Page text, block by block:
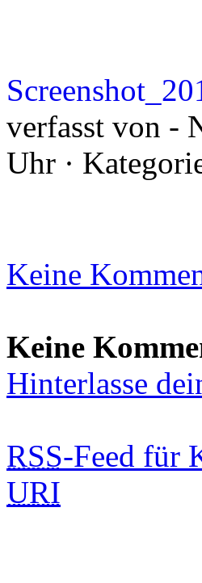
verfasst von -
Uhr ·
Keine
Keine
Hinterlasse
RSS-Feed für
URI